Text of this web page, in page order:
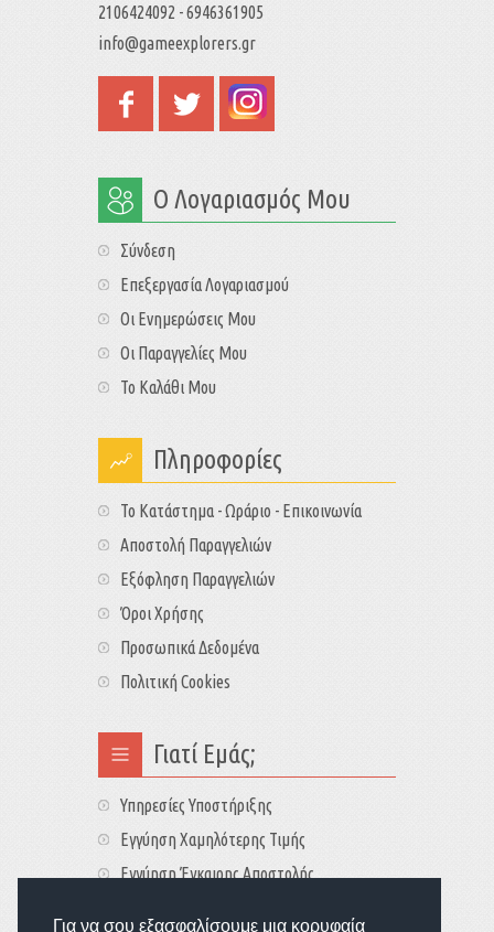
Για να σου εξασφαλίσουμε μια κορυφαία
2106424092 - 6946361905
info@gameexplorers.gr
Ο Λογαριασμός Μου
Σύνδεση
Επεξεργασία Λογαριασμού
Οι Ενημερώσεις Μου
Οι Παραγγελίες Μου
Το Καλάθι Μου
Πληροφορίες
Το Κατάστημα - Ωράριο - Επικοινωνία
Αποστολή Παραγγελιών
Εξόφληση Παραγγελιών
Όροι Χρήσης
Προσωπικά Δεδομένα
Πολιτική Cookies
Γιατί Εμάς;
Υπηρεσίες Υποστήριξης
Εγγύηση Χαμηλότερης Τιμής
Εγγύηση Έγκαιρης Αποστολής